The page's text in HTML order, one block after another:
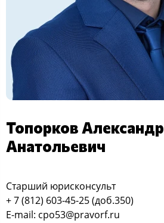
Топорков Александр
Анатольевич
Старший юрисконсульт
+ 7 (812) 603-45-25 (доб.350)
E-mail: cpo53@pravorf.ru